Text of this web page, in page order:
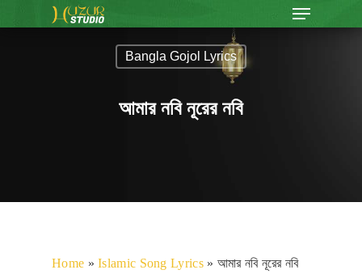
Bangla Gojol Lyrics
আমার নবি নূরের নবি
Home »Islamic Song Lyrics» আমার নবি নূরের নবি